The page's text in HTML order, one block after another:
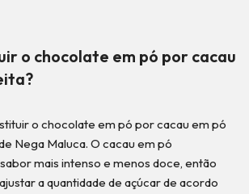
o chocolate em pó por cacau
o chocolate em pó por cacau em pó
Nega Maluca. O cacau em pó
mais intenso e menos doce, então
a quantidade de açúcar de acordo